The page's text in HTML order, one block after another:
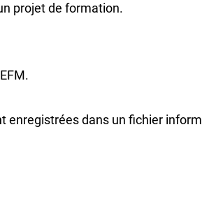
projet de formation.
enregistrées dans un fichier